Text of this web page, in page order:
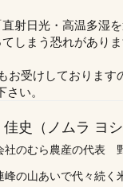
射日光・高温多湿
しまう恐れがあり
お受けしております
い。
史（ノムラ ヨシ
社のむら農産の代表
峰の山あいで代々続く